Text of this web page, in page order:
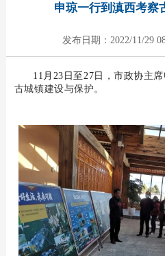
申琼一行到滇西考察
发布日期：2022/11/29
11月23日至27日，市政协主
古城镇建设与保护。